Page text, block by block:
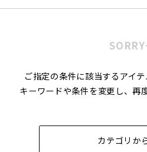
ご指定の条件に該当するアイテ
キーワードや条件を変更し、再
カテゴリか